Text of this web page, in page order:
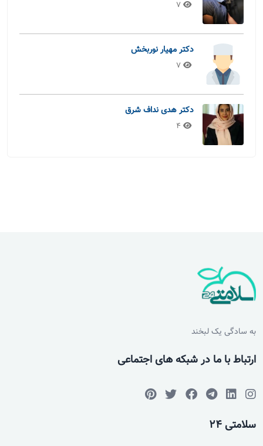
7
دکتر مهیار نوربخش
7
دکتر هدی نداف شرق
4
به سادگی یک لبخند
ارتباط با ما در شبکه های اجتماعی
سلامتی 24